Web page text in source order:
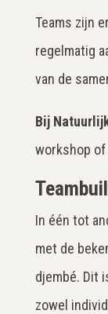
Teams zijn
regelmatig
van de
Bij
workshop
In één tot
met de
djembé. Dit
zowel